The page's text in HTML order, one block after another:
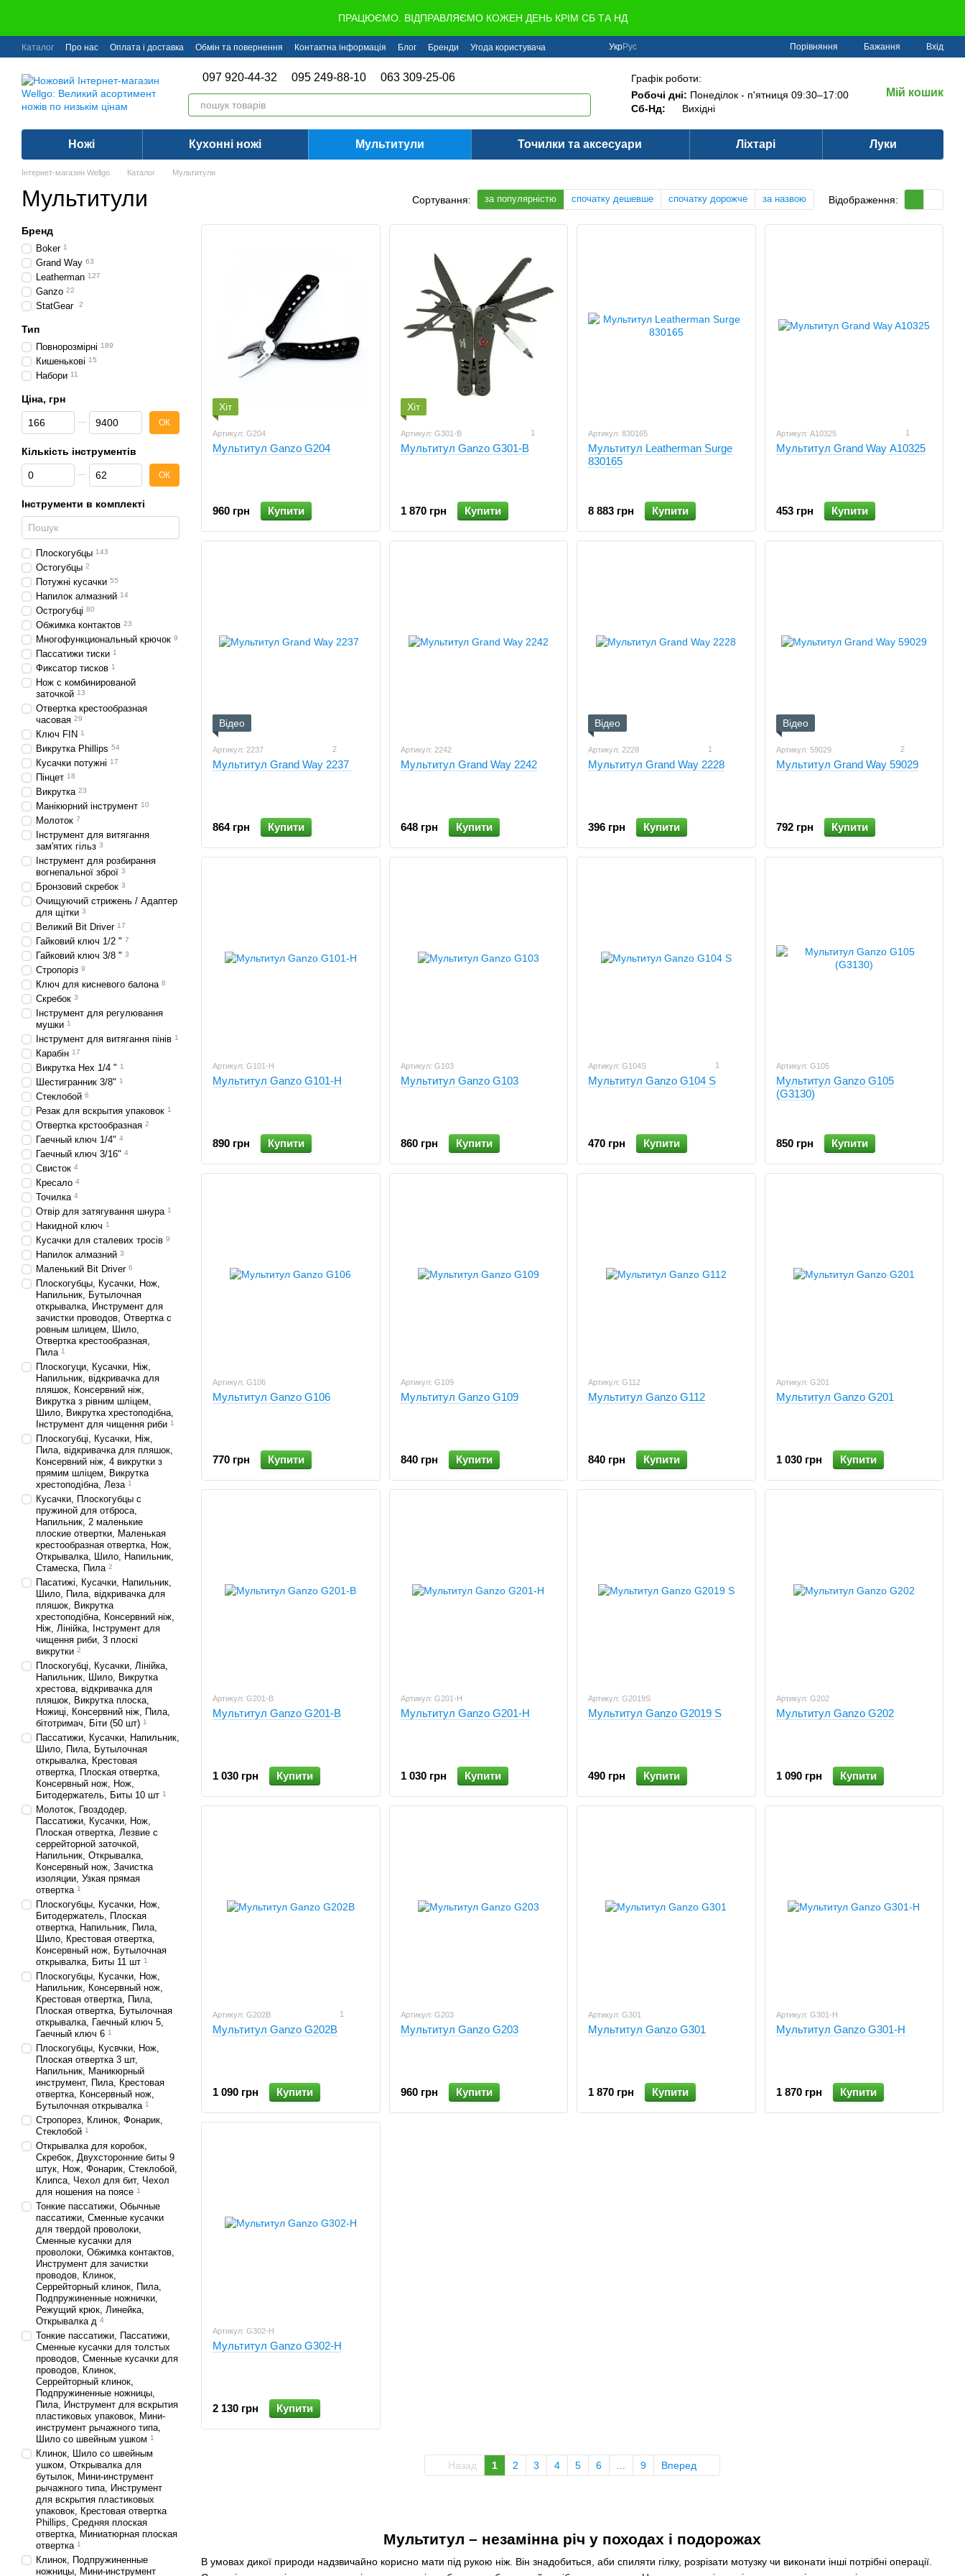
ПРАЦЮЄМО. ВІДПРАВЛЯЄМО КОЖЕН ДЕНЬ КРІМ СБ ТА НД
Каталог Про нас Оплата і доставка Обмін та повернення Контактна інформація Блог Бренди Угода користувача УкрРус Порівняння Бажання Вхід
097 920-44-32 095 249-88-10 063 309-25-06
Графік роботи:
Робочі дні: Понеділок - п'ятниця 09:30–17:00
Сб-Нд:
Вихідні
Мій кошик
Ножі Кухонні ножі Мультитули Точилки та аксесуари Ліхтарі Луки
Інтернет-магазин Wellgo Каталог Мультитули
Мультитули Сортування: за популярністю спочатку дешевше спочатку дорожче за назвою Відображення:
Мультитул – незамінна річ у походах і подорожах
В умовах дикої природи надзвичайно корисно мати під рукою ніж. Він знадобиться, аби спиляти гілку, розрізати мотузку чи виконати інші потрібні операції.
Хіт
Артикул: G204
Мультитул Ganzo G204
960 грн Купити
Хіт
Артикул: G301-B 1
Мультитул Ganzo G301-В
1 870 грн Купити
Артикул: 830165
Мультитул Leatherman Surge
830165
8 883 грн Купити
Артикул: A10325 1
Мультитул Grand Way A10325
453 грн Купити
Відео
Артикул: 2237 2
Мультитул Grand Way 2237
864 грн Купити
Артикул: 2242
Мультитул Grand Way 2242
648 грн Купити
Відео
Артикул: 2228 1
Мультитул Grand Way 2228
396 грн Купити
Відео
Артикул: 59029 2
Мультитул Grand Way 59029
792 грн Купити
Артикул: G101-H
Мультитул Ganzo G101-H
890 грн Купити
Артикул: G103
Мультитул Ganzo G103
860 грн Купити
Артикул: G104S 1
Мультитул Ganzo G104 S
470 грн Купити
Артикул: G105
Мультитул Ganzo G105
(G3130)
850 грн Купити
Артикул: G106
Мультитул Ganzo G106
770 грн Купити
Артикул: G109
Мультитул Ganzo G109
840 грн Купити
Артикул: G112
Мультитул Ganzo G112
840 грн Купити
Артикул: G201
Мультитул Ganzo G201
1 030 грн Купити
Артикул: G201-B
Мультитул Ganzo G201-B
1 030 грн Купити
Артикул: G201-H
Мультитул Ganzo G201-H
1 030 грн Купити
Артикул: G2019S
Мультитул Ganzo G2019 S
490 грн Купити
Артикул: G202
Мультитул Ganzo G202
1 090 грн Купити
Артикул: G202B 1
Мультитул Ganzo G202B
1 090 грн Купити
Артикул: G203
Мультитул Ganzo G203
960 грн Купити
Артикул: G301
Мультитул Ganzo G301
1 870 грн Купити
Артикул: G301-H
Мультитул Ganzo G301-H
1 870 грн Купити
Артикул: G302-H
Мультитул Ganzo G302-H
2 130 грн Купити
Назад 1 2 3 4 5 6 9 Вперед
Бренд
Boker 1
Grand Way 63
Leatherman 127
Ganzo 22
StatGear 2
Тип
Повнорозмірні 189
Кишенькові 15
Набори 11
Ціна, грн
Від Ціна, грн
До Ціна, грн ОК
Кількість інструментів
Від Кількість інструментів
До Кількість інструментів ОК
Інструменти в комплекті
Плоскогубцы 143
Остогубцы 2
Потужні кусачки 55
Напилок алмазний 14
Острогубці 80
Обжимка контактов 23
Многофункциональный крючок 9
Пассатижи тиски 1
Фиксатор тисков 1
Нож с комбинированой
заточкой 13
Отвертка крестообразная
часовая 29
Ключ FIN 1
Викрутка Phillips 54
Кусачки потужні 17
Пінцет 18
Викрутка 23
Манікюрний інструмент 10
Молоток 7
Інструмент для витягання
зам'ятих гільз 3
Інструмент для розбирання
вогнепальної зброї 3
Бронзовий скребок 3
Очищуючий стрижень / Адаптер
для щітки 3
Великий Bit Driver 17
Гайковий ключ 1/2 " 7
Гайковий ключ 3/8 " 3
Стропоріз 9
Ключ для кисневого балона 8
Скребок 3
Інструмент для регулювання
мушки 1
Інструмент для витягання пінів 1
Карабін 17
Викрутка Нех 1/4 " 1
Шестигранник 3/8" 1
Стеклобой 6
Резак для вскрытия упаковок 1
Отвертка крстообразная 2
Гаечный ключ 1/4" 4
Гаечный ключ 3/16" 4
Свисток 4
Кресало 4
Точилка 4
Отвір для затягування шнура 1
Накидной ключ 1
Кусачки для сталевих тросів 9
Напилок алмазний 3
Маленький Bit Driver 6
Плоскогубцы, Кусачки, Нож,
Напильник, Бутылочная
открывалка, Инструмент для
зачистки проводов, Отвертка с
ровным шлицем, Шило,
Отвертка крестообразная,
Пила 1
Плоскогуци, Кусачки, Ніж,
Напильник, відкривачка для
пляшок, Консервний ніж,
Викрутка з рівним шліцем,
Шило, Викрутка хрестоподібна,
Інструмент для чищення риби 1
Плоскогубці, Кусачки, Ніж,
Пила, відкривачка для пляшок,
Консервний ніж, 4 викрутки з
прямим шліцем, Викрутка
хрестоподібна, Леза 1
Кусачки, Плоскогубцы с
пружиной для отброса,
Напильник, 2 маленькие
плоские отвертки, Маленькая
крестообразная отвертка, Нож,
Открывалка, Шило, Напильник,
Стамеска, Пила 2
Пасатижі, Кусачки, Напильник,
Шило, Пила, відкривачка для
пляшок, Викрутка
хрестоподібна, Консервний ніж,
Ніж, Лінійка, Інструмент для
чищення риби, 3 плоскі
викрутки 2
Плоскогубці, Кусачки, Лінійка,
Напильник, Шило, Викрутка
хрестова, відкривачка для
пляшок, Викрутка плоска,
Ножиці, Консервний ніж, Пила,
бітотримач, Біти (50 шт) 1
Пассатижи, Кусачки, Напильник,
Шило, Пила, Бутылочная
открывалка, Крестовая
отвертка, Плоская отвертка,
Консервный нож, Нож,
Битодержатель, Биты 10 шт 1
Молоток, Гвоздодер,
Пассатижи, Кусачки, Нож,
Плоская отвертка, Лезвие с
серрейторной заточкой,
Напильник, Открывалка,
Консервный нож, Зачистка
изоляции, Узкая прямая
отвертка 1
Плоскогубцы, Кусачки, Нож,
Битодержатель, Плоская
отвертка, Напильник, Пила,
Шило, Крестовая отвертка,
Консервный нож, Бутылочная
открывалка, Биты 11 шт 1
Плоскогубцы, Кусачки, Нож,
Напильник, Консервный нож,
Крестовая отвертка, Пила,
Плоская отвертка, Бутылочная
открывалка, Гаечный ключ 5,
Гаечный ключ 6 1
Плоскогубцы, Кусвчки, Нож,
Плоская отвертка 3 шт,
Напильник, Маникюрный
инструмент, Пила, Крестовая
отвертка, Консервный нож,
Бутылочная открывалка 1
Стропорез, Клинок, Фонарик,
Стеклобой 1
Открывалка для коробок,
Скребок, Двухсторонние биты 9
штук, Нож, Фонарик, Стеклобой,
Клипса, Чехол для бит, Чехол
для ношения на поясе 1
Тонкие пассатижи, Обычные
пассатижи, Сменные кусачки
для твердой проволоки,
Сменные кусачки для
проволоки, Обжимка контактов,
Инструмент для зачистки
проводов, Клинок,
Серрейторный клинок, Пила,
Подпружиненные ножнички,
Режущий крюк, Линейка,
Открывалка д 4
Тонкие пассатижи, Пассатижи,
Сменные кусачки для толстых
проводов, Сменные кусачки для
проводов, Клинок,
Серрейторный клинок,
Подпружиненные ножницы,
Пила, Инструмент для вскрытия
пластиковых упаковок, Мини-
инструмент рычажного типа,
Шило со швейным ушком 1
Клинок, Шило со швейным
ушком, Открывалка для
бутылок, Мини-инструмент
рычажного типа, Инструмент
для вскрытия пластиковых
упаковок, Крестовая отвертка
Phillips, Средняя плоская
отвертка, Миниатюрная плоская
отвертка 1
Клинок, Подпружиненные
ножницы, Мини-инструмент